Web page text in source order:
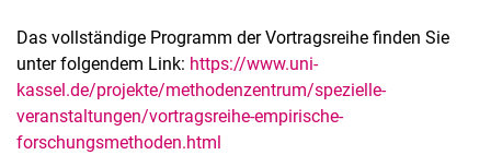
Das vollständige Programm der Vortragsreihe finden Sie
unter folgendem Link: https://www.uni-
kassel.de/projekte/methodenzentrum/spezielle-
veranstaltungen/vortragsreihe-empirische-
forschungsmethoden.html